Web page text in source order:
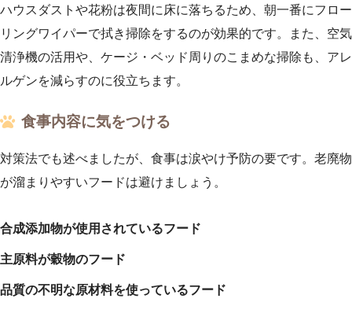
ハウスダストや花粉は夜間に床に落ちるため、朝一番にフロー
リングワイパーで拭き掃除をするのが効果的です。また、空気
清浄機の活用や、ケージ・ベッド周りのこまめな掃除も、アレ
ルゲンを減らすのに役立ちます。
食事内容に気をつける
対策法でも述べましたが、食事は涙やけ予防の要です。老廃物
が溜まりやすいフードは避けましょう。
合成添加物が使用されているフード
主原料が穀物のフード
品質の不明な原材料を使っているフード